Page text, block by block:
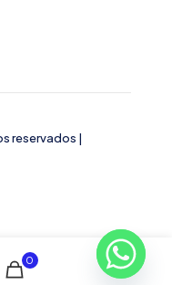
reservados |
0 0